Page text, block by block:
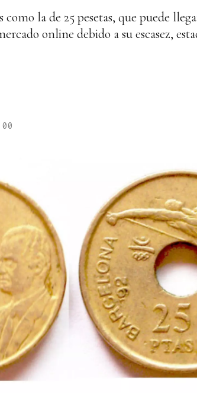
la de 25 pesetas, que puede
online debido a su escasez,